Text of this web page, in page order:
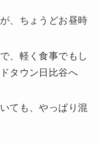
、ちょうどお昼時
、軽く食事でもし
タウン日比谷へ
ても、やっぱり混